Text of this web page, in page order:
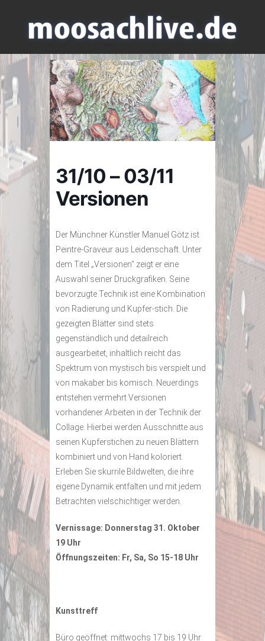
31/10 – 03/11
Versionen
Der Münchner Künstler Manuel Götz ist
Peintre-Graveur aus Leidenschaft. Unter
dem Titel „Versionen“ zeigt er eine
Auswahl seiner Druckgrafiken. Seine
bevorzugte Technik ist eine Kombination
von Radierung und Kupfer-stich. Die
gezeigten Blätter sind stets
gegenständlich und detailreich
ausgearbeitet, inhaltlich reicht das
Spektrum von mystisch bis verspielt und
von makaber bis komisch. Neuerdings
entstehen vermehrt Versionen
vorhandener Arbeiten in der Technik der
Collage. Hierbei werden Ausschnitte aus
seinen Kupferstichen zu neuen Blättern
kombiniert und von Hand koloriert.
Erleben Sie skurrile Bildwelten, die ihre
eigene Dynamik entfalten und mit jedem
Betrachten vielschichtiger werden.
Vernissage: Donnerstag 31. Oktober
19 Uhr
Öffnungszeiten: Fr, Sa, So 15-18 Uhr
Kunsttreff
Büro geöffnet: mittwochs 17 bis 19 Uhr